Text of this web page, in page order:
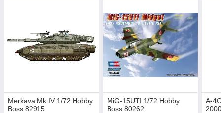
Merkava Mk.IV 1/72 Hobby
Boss 82915
MiG-15UTI 1/72 Hobby
Boss 80262
A-